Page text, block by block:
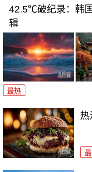
42.5℃破纪录：韩
辑
最热
热